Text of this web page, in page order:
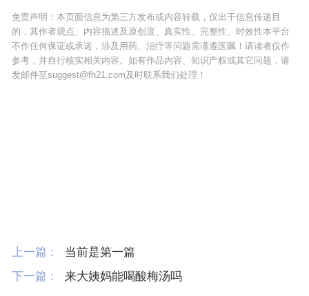
免责声明：本页面信息为第三方发布或内容转载，仅出于信息传递目
的，其作者观点、内容描述及原创度、真实性、完整性、时效性本平台
不作任何保证或承诺，涉及用药、治疗等问题需谨遵医嘱！请读者仅作
参考，并自行核实相关内容。如有作品内容、知识产权或其它问题，请
发邮件至suggest@fh21.com及时联系我们处理！
上一篇 :
当前是第一篇
下一篇 :
来大姨妈能喝酸梅汤吗